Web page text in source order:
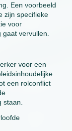
Een voorbeeld
zijn specifieke
voor
vervullen.
voor een
een rolconflict